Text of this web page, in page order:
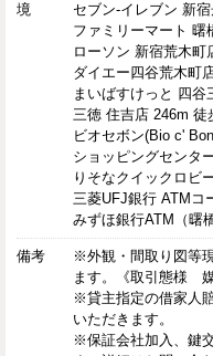
境
セブン-イレブン 新
ファミリーマート 曙
ローソン 新宿荒木町
ダイエー四谷荒木町
まいばすけっと 四谷
三徳 住吉店 246m 徒
ビオセボン(Bio c'
ショッピングセンタ
りそなクイックロビ
三菱UFJ銀行 ATMコ
みずほ銀行ATM（曙
備考
※外観・間取り図等
ます。《取引態様 媒
※貸主指定の借家人
いただきます。
※保証会社加入、鍵